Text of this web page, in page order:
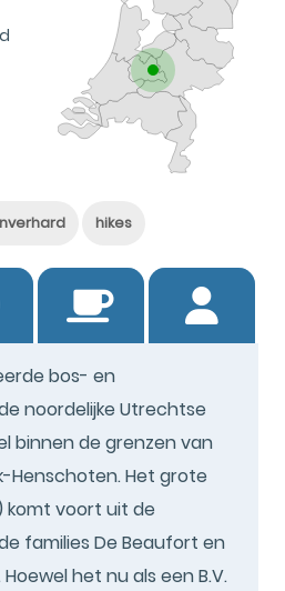
hikes
bos- en
noordelijke Utrechtse
binnen de grenzen van
Henschoten. Het grote
komt voort uit de
families De Beaufort en
het nu als een B.V.